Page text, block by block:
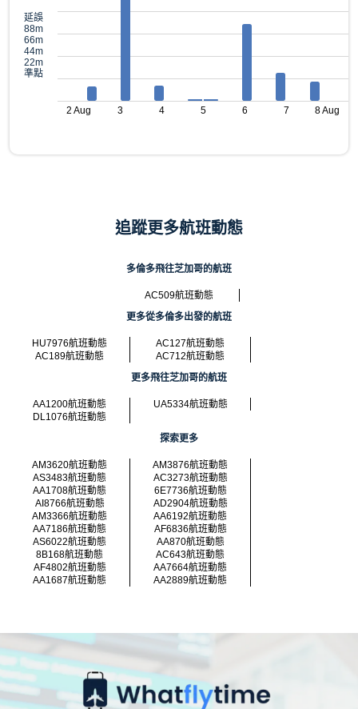
延誤
88m
66m
44m
22m
準點
2 Aug 3 4 5 6 7 8 Aug
追蹤更多航班動態
多倫多飛往芝加哥的航班
AC509航班動態
更多從多倫多出發的航班
HU7976航班動態
AC127航班動態
AC189航班動態
AC712航班動態
更多飛往芝加哥的航班
AA1200航班動態
UA5334航班動態
DL1076航班動態
探索更多
AM3620航班動態
AM3876航班動態
AS3483航班動態
AC3273航班動態
AA1708航班動態
6E7736航班動態
AI8766航班動態
AD2904航班動態
AM3366航班動態
AA6192航班動態
AA7186航班動態
AF6836航班動態
AS6022航班動態
AA870航班動態
8B168航班動態
AC643航班動態
AF4802航班動態
AA7664航班動態
AA1687航班動態
AA2889航班動態